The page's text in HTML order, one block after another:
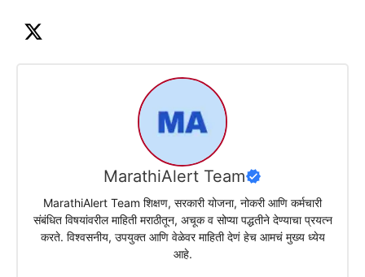
MarathiAlert Team
MarathiAlert Team शिक्षण, सरकारी योजना, नोकरी आणि कर्मचारी
संबंधित विषयांवरील माहिती मराठीतून, अचूक व सोप्या पद्धतीने देण्याचा प्रयत्न
करते. विश्वसनीय, उपयुक्त आणि वेळेवर माहिती देणं हेच आमचं मुख्य ध्येय
आहे.